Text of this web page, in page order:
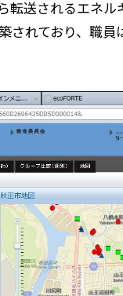
転送されるエネ
されており、職員